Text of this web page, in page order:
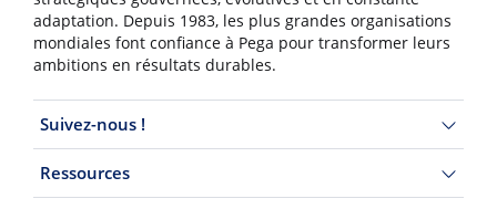
adaptation. Depuis 1983, les plus grandes organisations
mondiales font confiance à Pega pour transformer leurs
ambitions en résultats durables.
Suivez-nous !
Ressources